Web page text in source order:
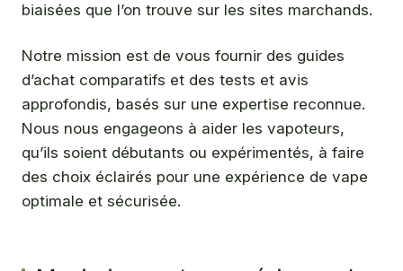
biaisées que l’on trouve sur les sites marchands.
Notre mission est de vous fournir des guides
d’achat comparatifs et des tests et avis
approfondis, basés sur une expertise reconnue.
Nous nous engageons à aider les vapoteurs,
qu’ils soient débutants ou expérimentés, à faire
des choix éclairés pour une expérience de vape
optimale et sécurisée.